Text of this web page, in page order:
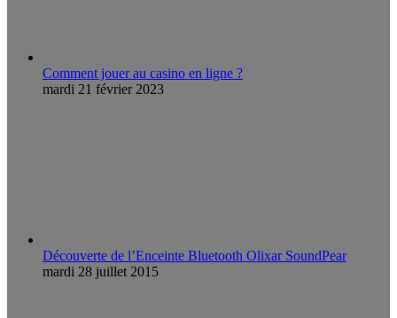
Comment jouer au casino en ligne ?
mardi 21 février 2023
Découverte de l’Enceinte Bluetooth Olixar SoundPear
mardi 28 juillet 2015